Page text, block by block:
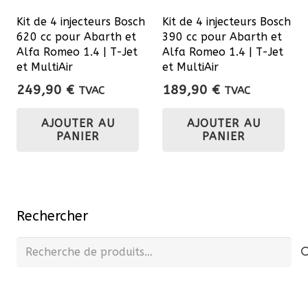
Kit de 4 injecteurs Bosch
620 cc pour Abarth et
Alfa Romeo 1.4 | T-Jet
et MultiAir
249,90 € TVAC
AJOUTER AU
PANIER
Kit de 4 injecteurs Bosch
390 cc pour Abarth et
Alfa Romeo 1.4 | T-Jet
et MultiAir
189,90 € TVAC
AJOUTER AU
PANIER
Rechercher
Recherche